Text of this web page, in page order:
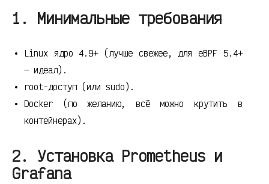
1. Минимальные требования
Linux ядро 4.9+ (лучше свежее, для eBPF 5.4+
— идеал).
root-доступ (или sudo).
Docker (по желанию, всё можно крутить в
контейнерах).
2. Установка Prometheus и
Grafana